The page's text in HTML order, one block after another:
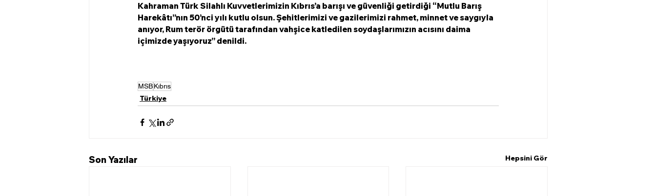
Kahraman Türk Silahlı Kuvvetlerimizin Kıbrıs’a barışı ve güvenliği getirdiği “Mutlu Barış
Harekâtı”nın 50’nci yılı kutlu olsun. Şehitlerimizi ve gazilerimizi rahmet, minnet ve saygıyla
anıyor, Rum terör örgütü tarafından vahşice katledilen soydaşlarımızın acısını daima
içimizde yaşıyoruz’’ denildi.
MSBKıbrıs
Türkiye
Son Yazılar Hepsini Gör